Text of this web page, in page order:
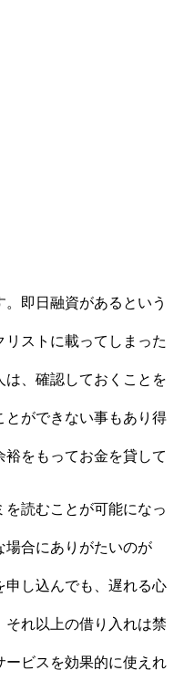
即日融資があるという
ストに載ってしまった
、確認しておくことを
とができない事もあり得
をもってお金を貸して
読むことが可能になっ
合にありがたいのが
申し込んでも、遅れる心
れ以上の借り入れは禁
ービスを効果的に使えれ